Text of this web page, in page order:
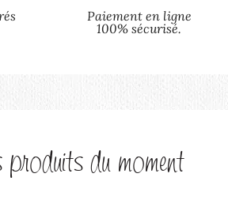
Paiement en ligne
100% sécurisé.
du moment